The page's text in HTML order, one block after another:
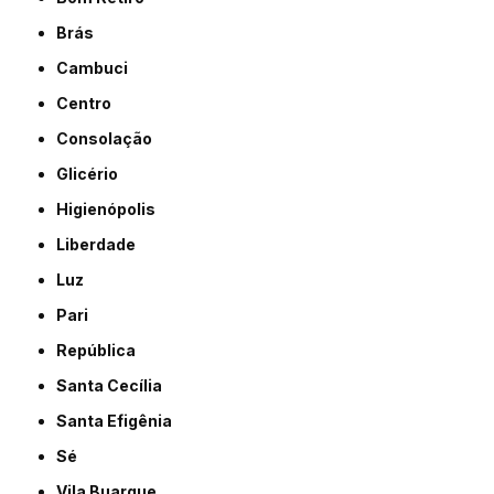
Brás
Cambuci
Centro
Consolação
Glicério
Higienópolis
Liberdade
Luz
Pari
República
Santa Cecília
Santa Efigênia
Sé